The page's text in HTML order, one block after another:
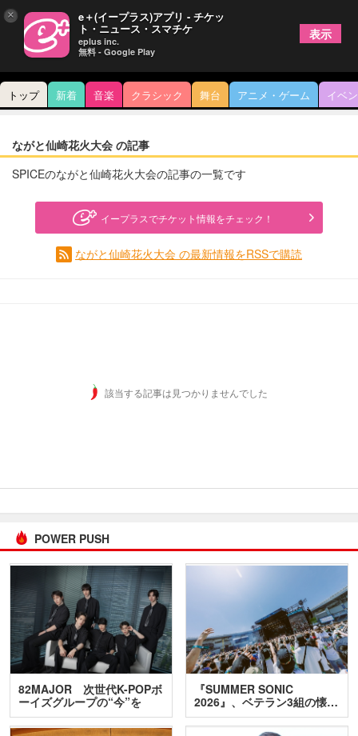
トップ 新着 音楽 クラシック 舞台 アニメ・ゲーム イベ
ながと仙崎花火大会 の記事
SPICEのながと仙崎花火大会の記事の一覧です
イープラスでチケット情報をチェック！
ながと仙崎花火大会 の最新情報をRSSで購読
該当する記事は見つかりませんでした
POWER PUSH
82MAJOR 次世代K-POPボ
ーイズグループの“今”を
訊…
『SUMMER SONIC
2026』、ベテラン3組の懐…
× e＋(イープラス)アプリ - チケッ
ト・ニュース・スマチケ
eplus inc.
無料 - Google Play
表示